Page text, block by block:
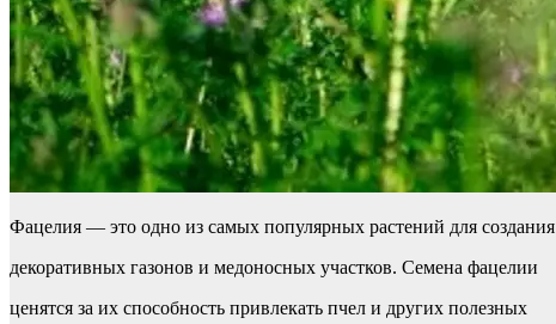
Фацелия — это одно из самых популярных растений для создания
декоративных газонов и медоносных участков. Семена фацелии
ценятся за их способность привлекать пчел и других полезных